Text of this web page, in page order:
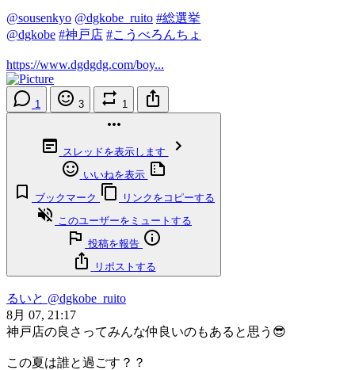
@sousenkyo @dgkobe_ruito #総選挙
@dgkobe #神戸店 #こうべろんちょ
https://www.dgdgdg.com/boy...
1 3 1
スレッドを表示します
いいねを表示
ブックマーク
リンクをコピーする
このユーザーをミュートする
投稿を報告
リポストする
るいと @dgkobe_ruito
8月 07, 21:17
神戸店の良さってみんな仲良いのもあると思う😎
この夏は誰と過ごす？？